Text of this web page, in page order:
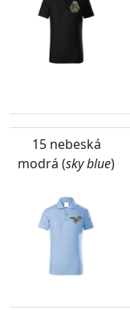
15 nebeská
modrá (sky blue)